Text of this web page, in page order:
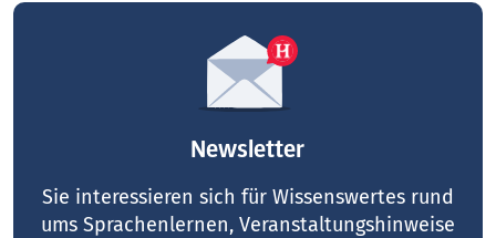
Newsletter
Sie interessieren sich für Wissenswertes rund
ums Sprachenlernen, Veranstaltungshinweise